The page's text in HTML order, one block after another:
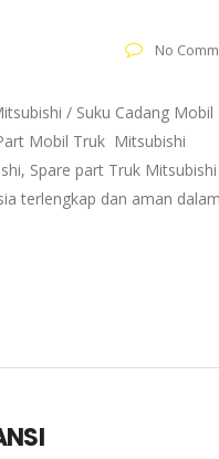
No
/ Suku Cadang Mobil
Mobil Truk Mitsubishi
Spare part Truk Mitsubishi
terlengkap dan aman dalam